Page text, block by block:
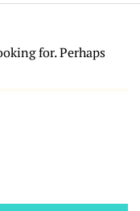
for. Perhaps